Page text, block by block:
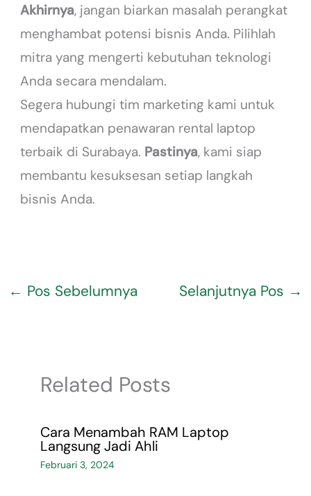
Akhirnya, jangan biarkan masalah perangkat
menghambat potensi bisnis Anda. Pilihlah
mitra yang mengerti kebutuhan teknologi
Anda secara mendalam.
Segera hubungi tim marketing kami untuk
mendapatkan penawaran rental laptop
terbaik di Surabaya. Pastinya, kami siap
membantu kesuksesan setiap langkah
bisnis Anda.
← Pos Sebelumnya Selanjutnya Pos →
Related Posts
Cara Menambah RAM Laptop
Langsung Jadi Ahli
Februari 3, 2024